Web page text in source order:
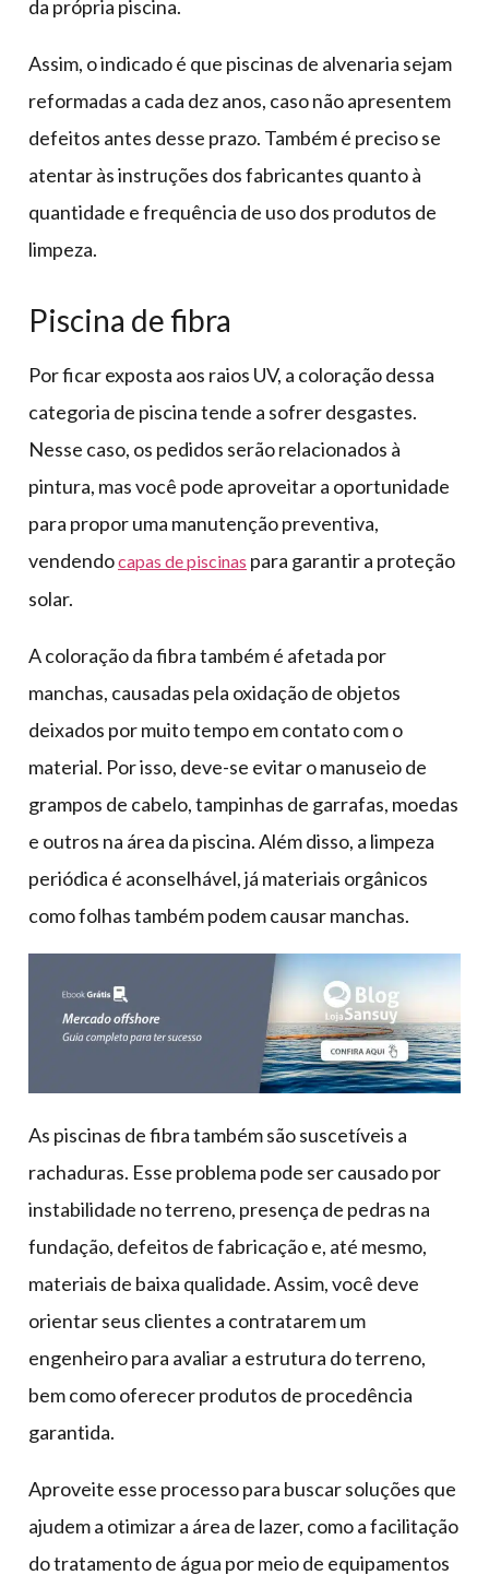
da própria piscina.
Assim, o indicado é que piscinas de alvenaria sejam
reformadas a cada dez anos, caso não apresentem
defeitos antes desse prazo. Também é preciso se
atentar às instruções dos fabricantes quanto à
quantidade e frequência de uso dos produtos de
limpeza.
Piscina de fibra
Por ficar exposta aos raios UV, a coloração dessa
categoria de piscina tende a sofrer desgastes.
Nesse caso, os pedidos serão relacionados à
pintura, mas você pode aproveitar a oportunidade
para propor uma manutenção preventiva,
vendendocapas de piscinas para garantir a proteção
solar.
A coloração da fibra também é afetada por
manchas, causadas pela oxidação de objetos
deixados por muito tempo em contato com o
material. Por isso, deve-se evitar o manuseio de
grampos de cabelo, tampinhas de garrafas, moedas
e outros na área da piscina. Além disso, a limpeza
periódica é aconselhável, já materiais orgânicos
como folhas também podem causar manchas.
As piscinas de fibra também são suscetíveis a
rachaduras. Esse problema pode ser causado por
instabilidade no terreno, presença de pedras na
fundação, defeitos de fabricação e, até mesmo,
materiais de baixa qualidade. Assim, você deve
orientar seus clientes a contratarem um
engenheiro para avaliar a estrutura do terreno,
bem como oferecer produtos de procedência
garantida.
Aproveite esse processo para buscar soluções que
ajudem a otimizar a área de lazer, como a facilitação
do tratamento de água por meio de equipamentos